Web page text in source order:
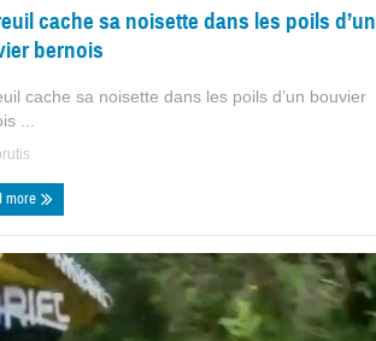
cache sa noisette dans les poils d’un
bernois
cache sa noisette dans les poils d’un bouvier
...
more